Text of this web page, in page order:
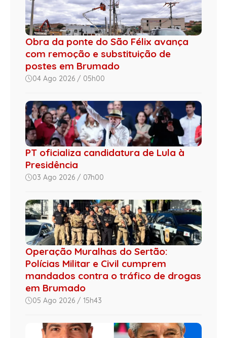
Obra da ponte do São Félix avança
com remoção e substituição de
postes em Brumado
04 Ago 2026 / 05h00
PT oficializa candidatura de Lula à
Presidência
03 Ago 2026 / 07h00
Operação Muralhas do Sertão:
Polícias Militar e Civil cumprem
mandados contra o tráfico de drogas
em Brumado
05 Ago 2026 / 15h43